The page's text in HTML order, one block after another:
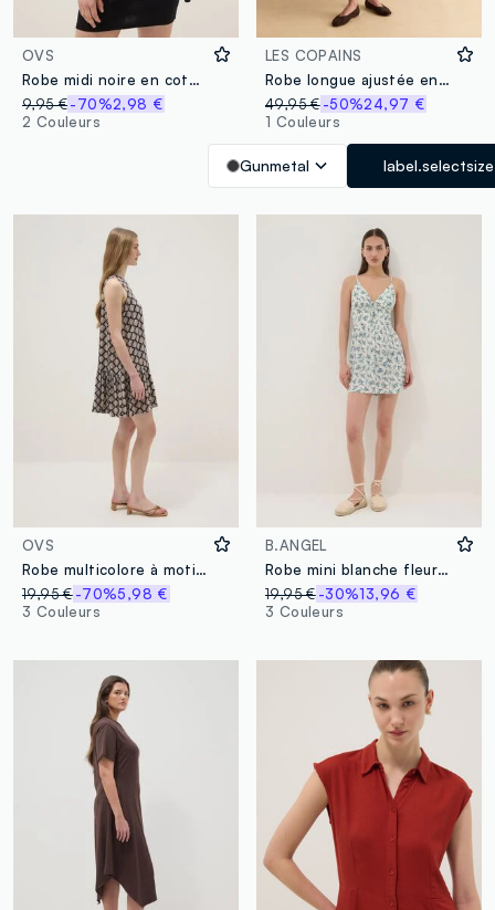
OVS
Robe midi noire en coton stretch
9,95 €-70%2,98 €
2 Couleurs
LES COPAINS
Robe longue ajustée en coton stretch noir avec boutons
49,95 € -50%24,97 €
1 Couleurs
Gunmetal label.selectsize
OVS
Robe multicolore à motif géométrique
19,95 €-70%5,98 €
3 Couleurs
B.ANGEL
Robe mini blanche fleurie en pure viscose
19,95 € -30%13,96 €
3 Couleurs